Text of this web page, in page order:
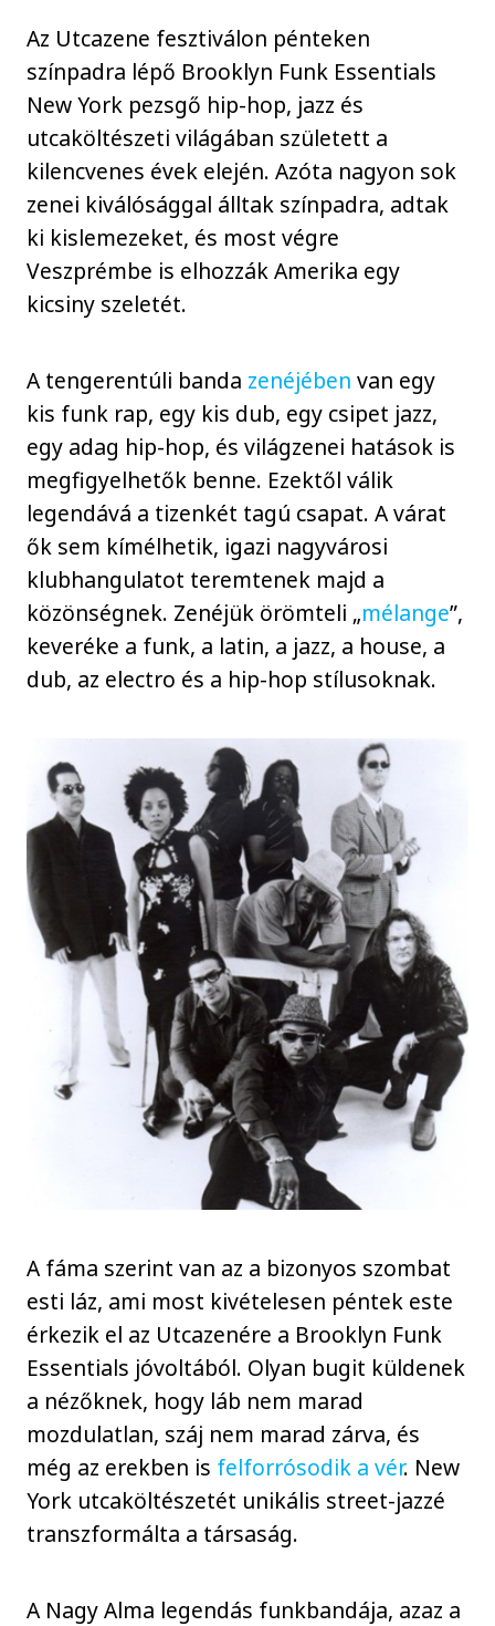
Az Utcazene fesztiválon pénteken
színpadra lépő Brooklyn Funk Essentials
New York pezsgő hip-hop, jazz és
utcaköltészeti világában született a
kilencvenes évek elején. Azóta nagyon sok
zenei kiválósággal álltak színpadra, adtak
ki kislemezeket, és most végre
Veszprémbe is elhozzák Amerika egy
kicsiny szeletét.
A tengerentúli banda zenéjében van egy
kis funk rap, egy kis dub, egy csipet jazz,
egy adag hip-hop, és világzenei hatások is
megfigyelhetők benne. Ezektől válik
legendává a tizenkét tagú csapat. A várat
ők sem kímélhetik, igazi nagyvárosi
klubhangulatot teremtenek majd a
közönségnek. Zenéjük örömteli „mélange”,
keveréke a funk, a latin, a jazz, a house, a
dub, az electro és a hip-hop stílusoknak.
A fáma szerint van az a bizonyos szombat
esti láz, ami most kivételesen péntek este
érkezik el az Utcazenére a Brooklyn Funk
Essentials jóvoltából. Olyan bugit küldenek
a nézőknek, hogy láb nem marad
mozdulatlan, száj nem marad zárva, és
még az erekben is felforrósodik a vér. New
York utcaköltészetét unikális street-jazzé
transzformálta a társaság.
A Nagy Alma legendás funkbandája, azaz a